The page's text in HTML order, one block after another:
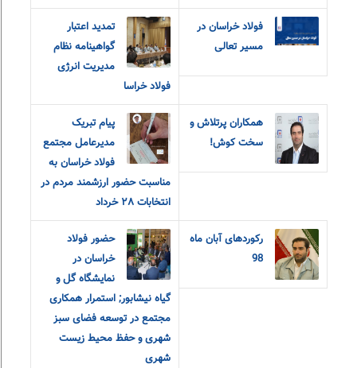
فولاد خراسان در
مسیر تعالی
تمدید اعتبار
گواهینامه نظام
مدیریت انرژی
فولاد خراسا
همکاران پرتلاش و
سخت کوش!
پیام تبریک
مدیرعامل مجتمع
فولاد خراسان به
مناسبت حضور ارزشمند مردم در
انتخابات ٢٨ خرداد
رکوردهای آبان ماه
98
حضور فولاد
خراسان در
نمایشگاه گل و
گیاه نیشابور; استمرار همکاری
مجتمع در توسعه فضای سبز
شهری و حفظ محیط زیست
شهری